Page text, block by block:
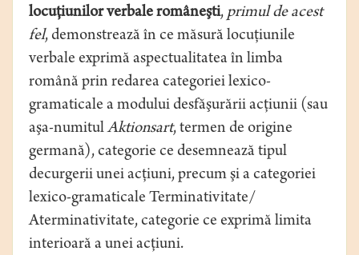
locuţiunilor verbale româneşti, primul de acest
fel, demonstrează în ce măsură locuţiunile
verbale exprimă aspectualitatea în limba
română prin redarea categoriei lexico-
gramaticale a modului desfăşurării acţiunii (sau
aşa-numitulAktionsart, termen de origine
germană), categorie ce desemnează tipul
decurgerii unei acţiuni, precum şi a categoriei
lexico-gramaticale Terminativitate/
Aterminativitate, categorie ce exprimă limita
interioară a unei acţiuni.